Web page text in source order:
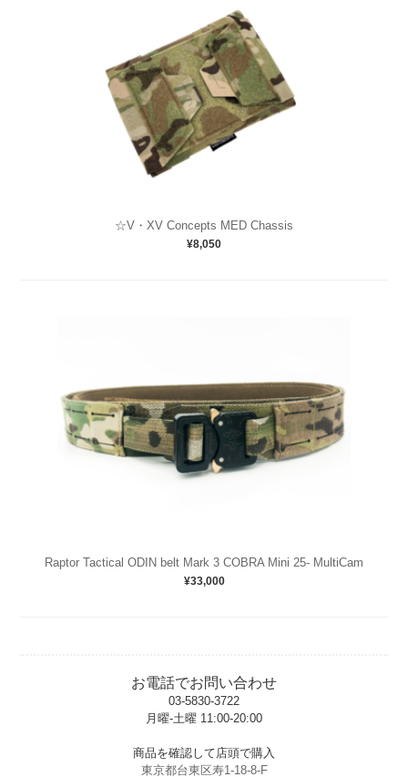
☆V・XV Concepts MED Chassis
¥8,050
Raptor Tactical ODIN belt Mark 3 COBRA Mini 25- MultiCam
¥33,000
お電話でお問い合わせ
03-5830-3722
月曜-土曜 11:00-20:00
商品を確認して店頭で購入
東京都台東区寿1-18-8-F